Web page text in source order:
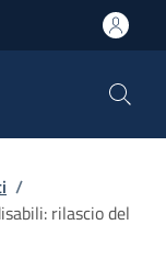
/
rilascio del